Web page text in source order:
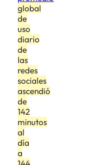
global
de
uso
diario
de
las
redes
sociales
ascendió
de
142
minutos
al
día
a